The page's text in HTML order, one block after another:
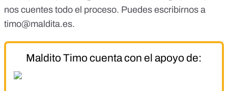
nos cuentes todo el proceso. Puedes escribirnos a
timo@maldita.es.
Maldito Timo cuenta con el apoyo de: